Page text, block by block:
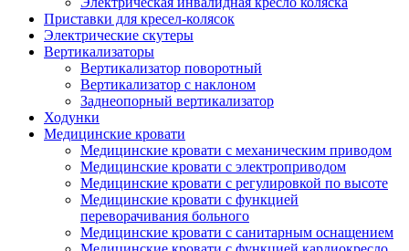
Приставки для кресел-колясок
Электрические скутеры
Вертикализаторы
Вертикализатор поворотный
Вертикализатор с наклоном
Заднеопорный вертикализатор
Ходунки
Медицинские кровати
Медицинские кровати с механическим приводом
Медицинские кровати с электроприводом
Медицинские кровати с регулировкой по высоте
Медицинские кровати с функцией
переворачивания больного
Медицинские кровати с санитарным оснащением